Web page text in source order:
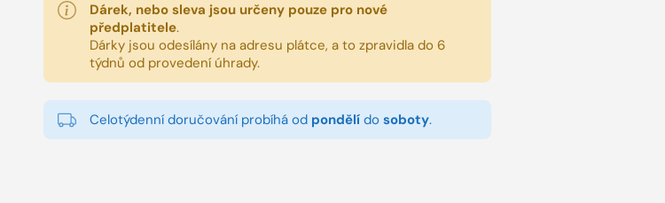
Dárek, nebo sleva jsou určeny pouze pro nové
předplatitele.
Dárky jsou odesílány na adresu plátce, a to zpravidla do 6
týdnů od provedení úhrady.
Celotýdenní doručování probíhá od pondělído soboty.